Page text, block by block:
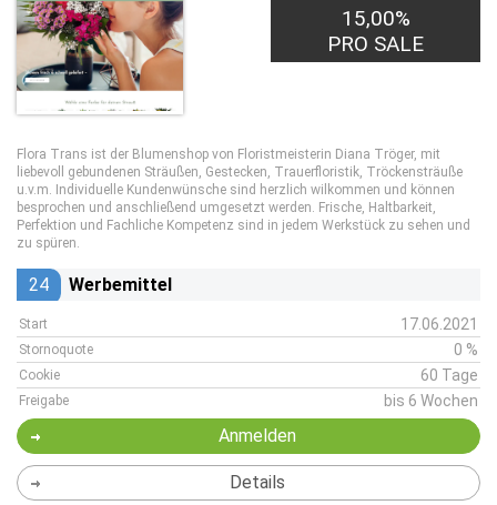
15,00%
PRO SALE
Flora Trans ist der Blumenshop von Floristmeisterin Diana Tröger, mit
liebevoll gebundenen Sträußen, Gestecken, Trauerfloristik, Tröckensträuße
u.v.m. Individuelle Kundenwünsche sind herzlich wilkommen und können
besprochen und anschließend umgesetzt werden. Frische, Haltbarkeit,
Perfektion und Fachliche Kompetenz sind in jedem Werkstück zu sehen und
zu spüren.
24 Werbemittel
Start 17.06.2021
Stornoquote 0 %
Cookie 60 Tage
Freigabe bis 6 Wochen
Anmelden
Details